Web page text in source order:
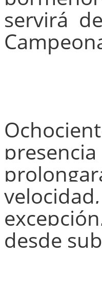
servirá
desde